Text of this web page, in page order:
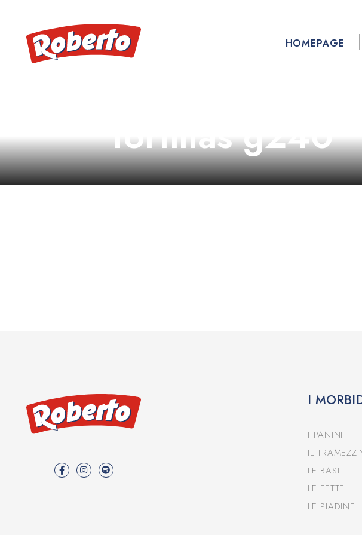
HOMEPAGE
Tortillas g240
I
I PANINI
IL
LE BASI
LE FETTE
LE PIADINE